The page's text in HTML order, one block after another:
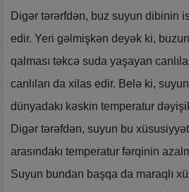
Digər tərərfdən, buz suyun dibinin
edir. Yeri gəlmişkən deyək ki,
qalması təkcə suda yaşayan
canlıları da xilas edir. Belə ki,
dünyadakı kəskin temperatur
Digər tərəfdən, suyun bu
arasındakı temperatur fərqinin
Suyun bundan başqa da maraqlı